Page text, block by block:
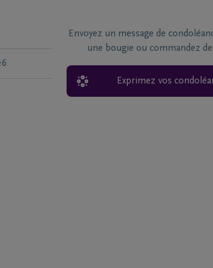
Envoyez un message de
une bougie ou commandez
Exprimez vos